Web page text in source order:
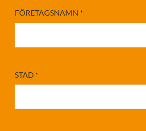
FÖRETAGSNAMN *
STAD *